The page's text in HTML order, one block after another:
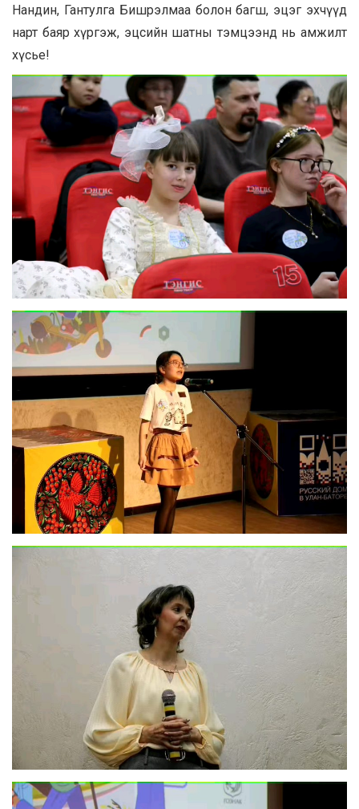
Нандин, Гантулга Бишрэлмаа болон багш, эцэг эхчүүд
нарт баяр хүргэж, эцсийн шатны тэмцээнд нь амжилт
хүсье!